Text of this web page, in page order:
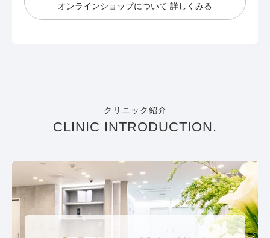
オンラインショップについて 詳しくみる
クリニック紹介
CLINIC INTRODUCTION.